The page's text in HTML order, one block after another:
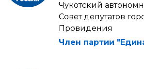
Чукотский
Совет депутатов
Провидения
Член партии